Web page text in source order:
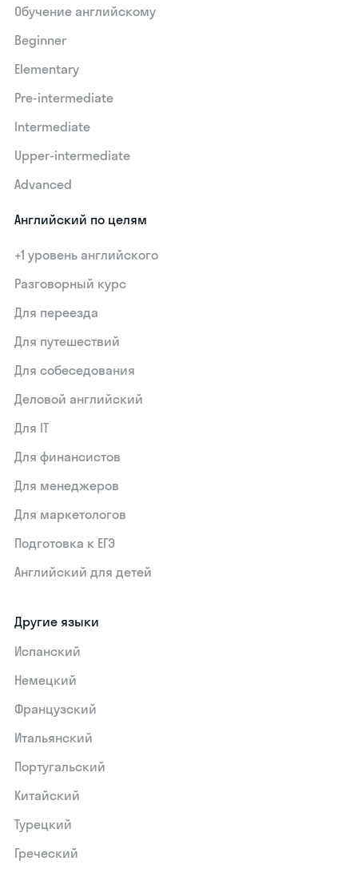
Обучение английскому
Beginner
Elementary
Pre-intermediate
Intermediate
Upper-intermediate
Advanced
Английский по целям
+1 уровень английского
Разговорный курс
Для переезда
Для путешествий
Для собеседования
Деловой английский
Для IT
Для финансистов
Для менеджеров
Для маркетологов
Подготовка к ЕГЭ
Английский для детей
Другие языки
Испанский
Немецкий
Французский
Итальянский
Португальский
Китайский
Турецкий
Греческий